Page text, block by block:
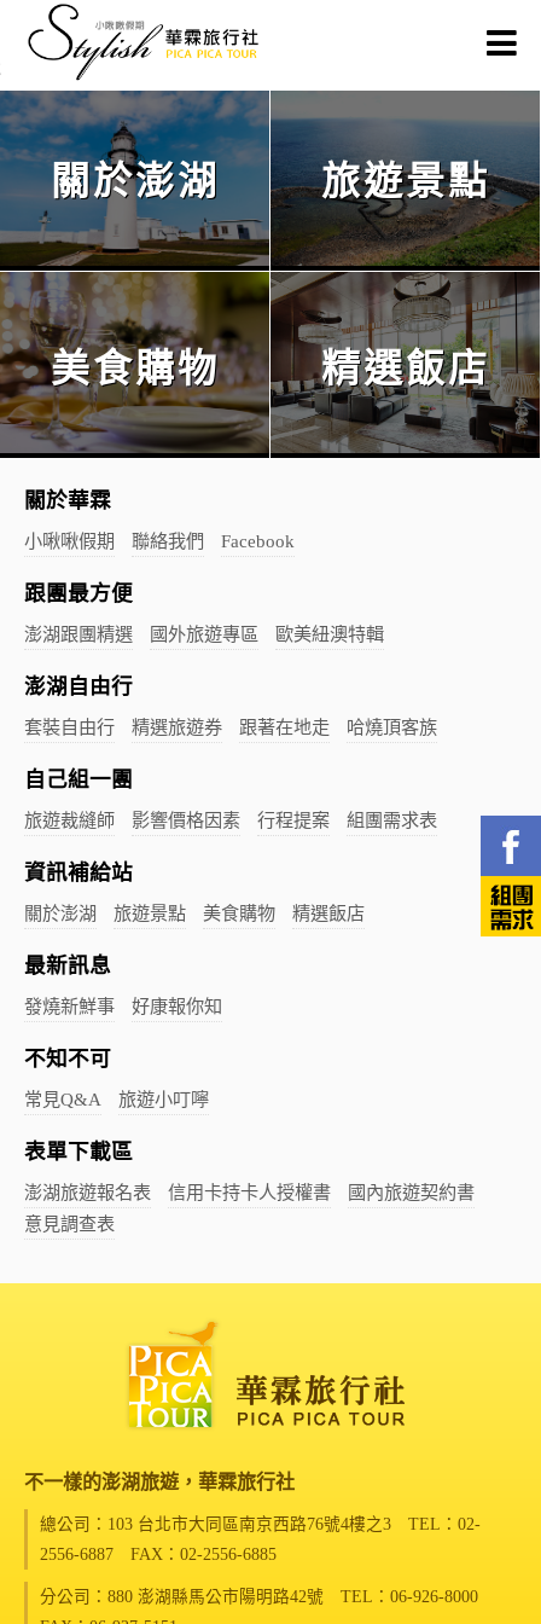
關於澎湖 旅遊景點
美食購物 精選飯店
關於華霖
小啾啾假期 聯絡我們 Facebook
跟團最方便
澎湖跟團精選 國外旅遊專區 歐美紐澳特輯
澎湖自由行
套裝自由行 精選旅遊券 跟著在地走 哈燒頂客族
自己組一團
旅遊裁縫師 影響價格因素 行程提案 組團需求表
資訊補給站
關於澎湖 旅遊景點 美食購物 精選飯店
最新訊息
發燒新鮮事 好康報你知
不知不可
常見Q&A 旅遊小叮嚀
表單下載區
澎湖旅遊報名表 信用卡持卡人授權書
國內旅遊契約書
意見調查表
不一樣的澎湖旅遊，華霖旅行社
總公司：103 台北市大同區南京西路76號4樓之3 TEL：02-
2556-6887 FAX：02-2556-6885
分公司：880 澎湖縣馬公市陽明路42號 TEL：06-926-8000